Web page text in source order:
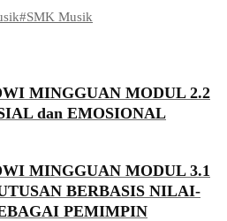
#SMK Musik
MINGGUAN MODUL 2.2
dan EMOSIONAL
MINGGUAN MODUL 3.1
BERBASIS NILAI-
PEMIMPIN